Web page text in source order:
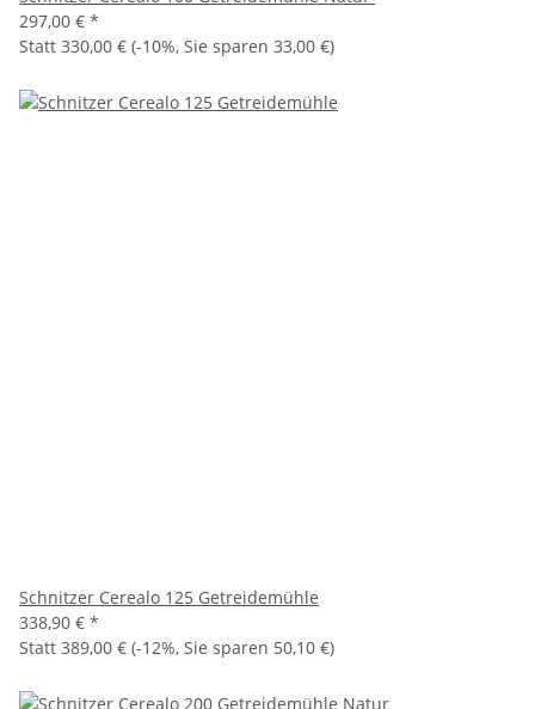
297,00 € *
Statt 330,00 € (-10%, Sie sparen 33,00 €)
Schnitzer Cerealo 125 Getreidemühle
338,90 € *
Statt 389,00 € (-12%, Sie sparen 50,10 €)